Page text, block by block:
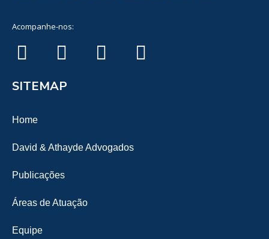
Acompanhe-nos:
SITEMAP
Home
David & Athayde Advogados
Publicações
Áreas de Atuação
Equipe